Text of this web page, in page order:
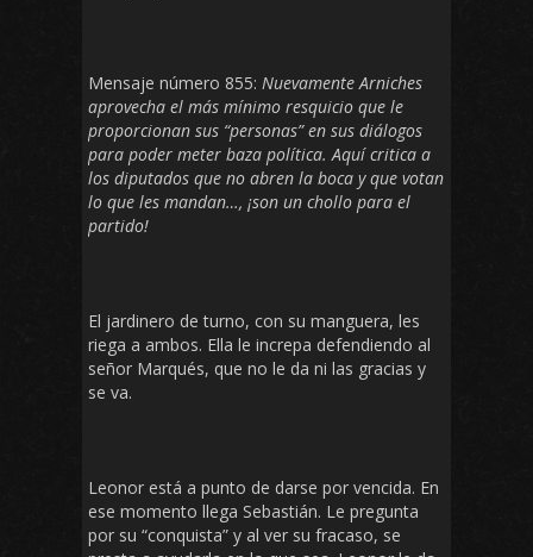
Mensaje número 855: Nuevamente Arniches
aprovecha el más mínimo resquicio que le
proporcionan sus “personas” en sus diálogos
para poder meter baza política. Aquí critica a
los diputados que no abren la boca y que votan
lo que les mandan…, ¡son un chollo para el
partido!
El jardinero de turno, con su manguera, les
riega a ambos. Ella le increpa defendiendo al
señor Marqués, que no le da ni las gracias y
se va.
Leonor está a punto de darse por vencida. En
ese momento llega Sebastián. Le pregunta
por su “conquista” y al ver su fracaso, se